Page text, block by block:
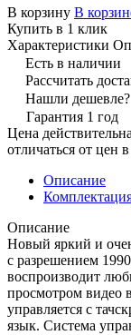
В корзину В
Купить в 1 клик
Характеристики
Есть в наличии
Рассчитать
Нашли дешевле?
Гарантия 1 год
Цена
отличаться от цен
Описание
Описание
Новый яркий и
с разрешением
воспроизводит
просмотром видео
управляется с
язык. Система